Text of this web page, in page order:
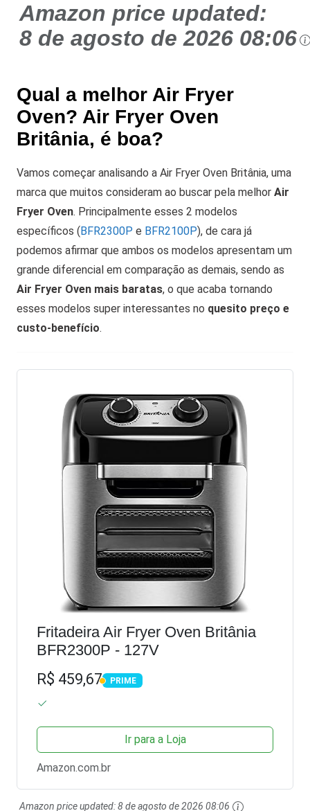
Amazon price updated:
8 de agosto de 2026 08:06
Qual a melhor Air Fryer
Oven? Air Fryer Oven
Britânia, é boa?
Vamos começar analisando a Air Fryer Oven Britânia, uma
marca que muitos consideram ao buscar pela melhor Air
Fryer Oven. Principalmente esses 2 modelos
específicos ( BFR2300P e BFR2100P), de cara já
podemos afirmar que ambos os modelos apresentam um
grande diferencial em comparação as demais, sendo as
Air Fryer Oven mais baratas, o que acaba tornando
esses modelos super interessantes no quesito preço e
custo-benefício.
Fritadeira Air Fryer Oven Britânia
BFR2300P - 127V
R$ 459,67
PRIME
PRIME
Ir para a Loja
Amazon.com.br
Amazon price updated:8 de agosto de 2026 08:06